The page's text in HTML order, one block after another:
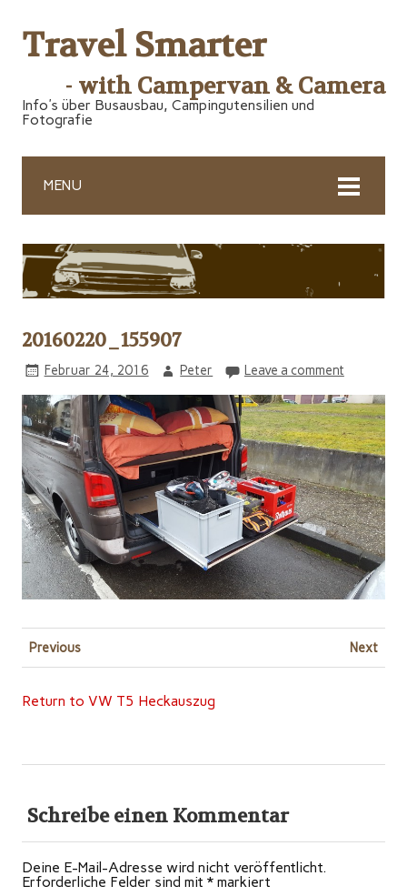
Travel Smarter
- with Campervan & Camera
Info's über Busausbau, Campingutensilien und
Fotografie
MENU
20160220_155907
Februar 24, 2016 Peter Leave a comment
Previous Next
Return to VW T5 Heckauszug
Schreibe einen Kommentar
Deine E-Mail-Adresse wird nicht veröffentlicht.
Erforderliche Felder sind mit * markiert